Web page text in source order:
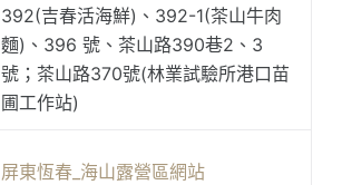
392(吉春活海鮮)、392-1(茶山牛肉
麵)、396 號、茶山路390巷2、3
號；茶山路370號(林業試驗所港口苗
圃工作站)
屏東恆春_海山露營區網站